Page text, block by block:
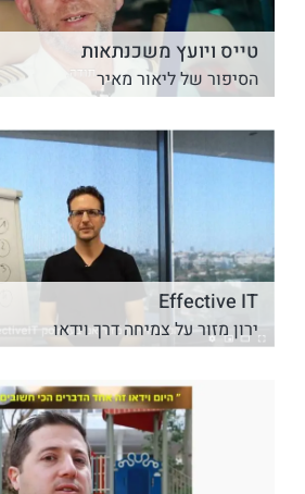
טייס ויועץ משכנתאות
הסיפור של ליאור מאיר
Effective IT
ירון מזור על צמיחה דרך וידאו